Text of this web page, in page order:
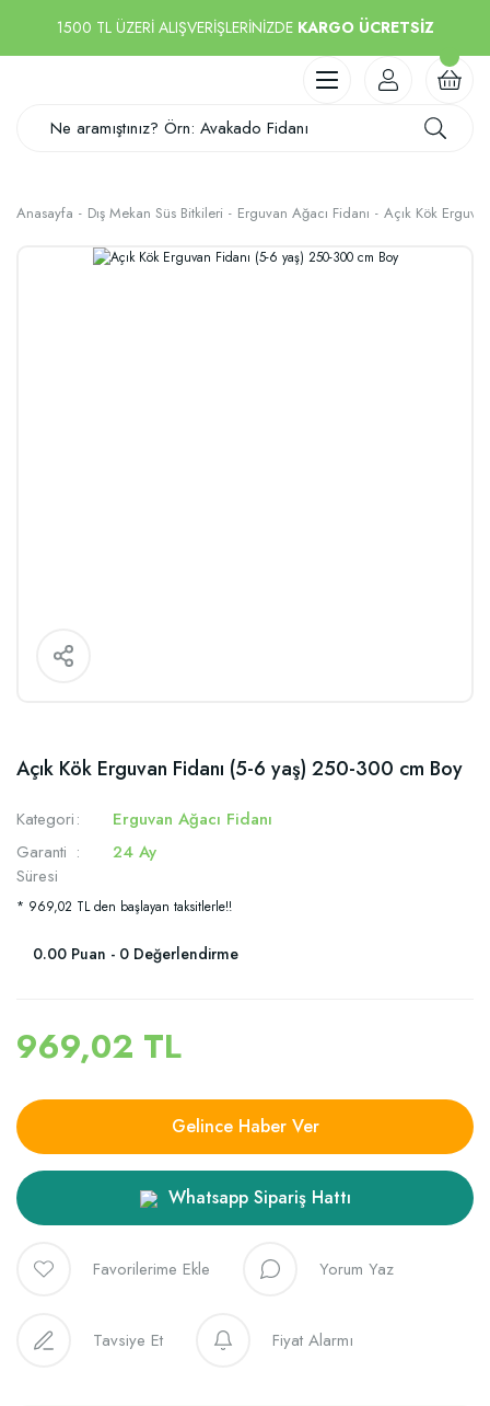
1500 TL ÜZERİ ALIŞVERİŞLERİNİZDE KARGO ÜCRETSİZ
Anasayfa Dış Mekan Süs Bitkileri Erguvan Ağacı Fidanı Açık Kök
Açık Kök Erguvan Fidanı (5-6 yaş) 250-300 cm Boy
Kategori
Erguvan Ağacı Fidanı
Garanti
Süresi
24 Ay
* 969,02 TL den başlayan taksitlerle!!
0.00 Puan - 0 Değerlendirme
969,02 TL
Gelince Haber Ver
Whatsapp Sipariş Hattı
Yorum Yaz
Tavsiye Et Fiyat Alarmı